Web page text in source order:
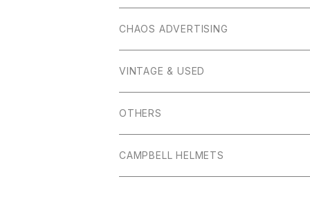
CHAOS ADVERTISING
VINTAGE & USED
OTHERS
CAMPBELL HELMETS